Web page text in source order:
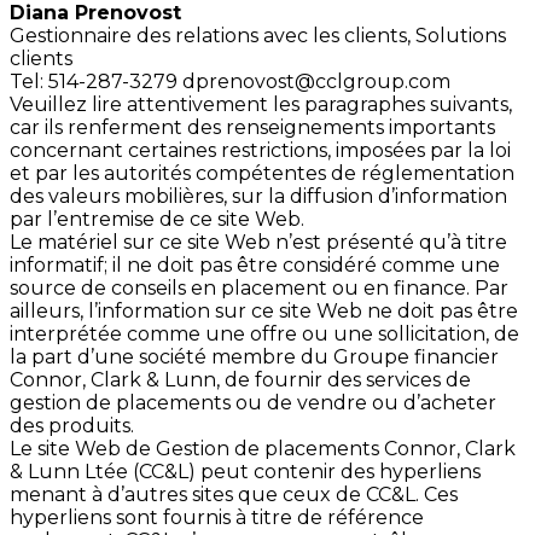
Diana Prenovost
Gestionnaire des relations avec les clients, Solutions
clients
Tel: 514-287-3279 dprenovost@cclgroup.com
Veuillez lire attentivement les paragraphes suivants,
car ils renferment des renseignements importants
concernant certaines restrictions, imposées par la loi
et par les autorités compétentes de réglementation
des valeurs mobilières, sur la diffusion d’information
par l’entremise de ce site Web.
Le matériel sur ce site Web n’est présenté qu’à titre
informatif; il ne doit pas être considéré comme une
source de conseils en placement ou en finance. Par
ailleurs, l’information sur ce site Web ne doit pas être
interprétée comme une offre ou une sollicitation, de
la part d’une société membre du Groupe financier
Connor, Clark & Lunn, de fournir des services de
gestion de placements ou de vendre ou d’acheter
des produits.
Le site Web de Gestion de placements Connor, Clark
& Lunn Ltée (CC&L) peut contenir des hyperliens
menant à d’autres sites que ceux de CC&L. Ces
hyperliens sont fournis à titre de référence